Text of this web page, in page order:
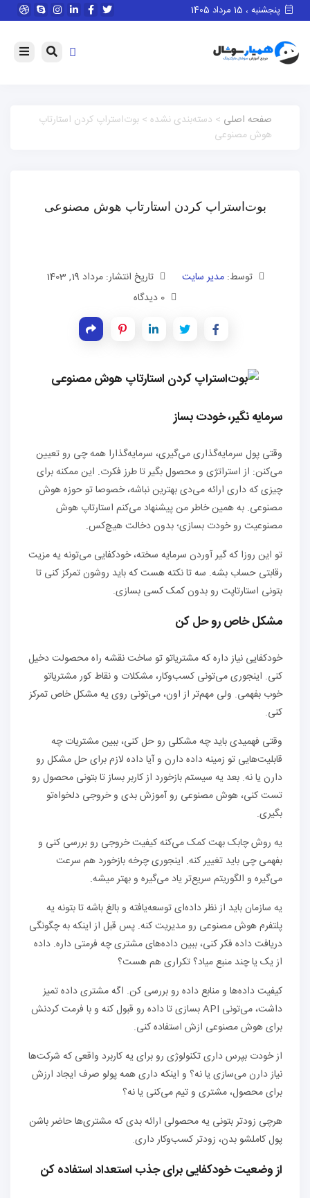
پنجشنبه ، 15 مرداد 1405
صفحه اصلی > دسته‌بندی نشده > بوت‌استراپ کردن استارتاپ
هوش مصنوعی
بوت‌استراپ کردن استارتاپ هوش مصنوعی
توسط:مدیر سایت
تاریخ انتشار: مرداد 19, 1403
سرمایه نگیر، خودت بساز
وقتی پول سرمایه‌گذاری می‌گیری، سرمایه‌گذارا همه چی رو تعیین
می‌کنن: از استراتژی و محصول بگیر تا طرز فکرت. این ممکنه برای
چیزی که داری ارائه می‌دی بهترین نباشه، خصوصا تو حوزه هوش
مصنوعی. به همین خاطر من پیشنهاد می‌کنم استارتاپ هوش
مصنوعیت رو خودت بسازی؛ بدون دخالت هیچ‌کس.
تو این روزا که گیر آوردن سرمایه سخته، خودکفایی می‌تونه یه مزیت
رقابتی حساب بشه. سه تا نکته هست که باید روشون تمرکز کنی تا
بتونی استارتاپت رو بدون کمک کسی بسازی.
مشکل خاص رو حل کن
خودکفایی نیاز داره که مشتریاتو تو ساخت نقشه راه محصولت دخیل
کنی. اینجوری می‌تونی کسب‌وکار، مشکلات و نقاط کور مشتریاتو
خوب بفهمی. ولی مهم‌تر از اون، می‌تونی روی یه مشکل خاص تمرکز
کنی.
وقتی فهمیدی باید چه مشکلی رو حل کنی، ببین مشتریات چه
قابلیت‌هایی تو زمینه داده دارن و آیا داده لازم برای حل مشکل رو
دارن یا نه. بعد یه سیستم بازخورد از کاربر بساز تا بتونی محصول رو
تست کنی، هوش مصنوعی رو آموزش بدی و خروجی دلخواه‌تو
بگیری.
یه روش چابک بهت کمک می‌کنه کیفیت خروجی رو بررسی کنی و
بفهمی چی باید تغییر کنه. اینجوری چرخه بازخورد هم سرعت
می‌گیره و الگوریتم سریع‌تر یاد می‌گیره و بهتر میشه.
یه سازمان باید از نظر داده‌ای توسعه‌یافته و بالغ باشه تا بتونه یه
پلتفرم هوش مصنوعی رو مدیریت کنه. پس قبل از اینکه به چگونگی
دریافت داده فکر کنی، ببین داده‌های مشتری چه فرمتی داره. داده
از یک یا چند منبع میاد؟ تکراری هم هست؟
کیفیت داده‌ها و منابع داده رو بررسی کن. اگه مشتری داده تمیز
داشت، می‌تونی API بسازی تا داده رو قبول کنه و با فرمت کردنش
برای هوش مصنوعی ازش استفاده کنی.
از خودت بپرس داری تکنولوژی رو برای یه کاربرد واقعی که شرکت‌ها
نیاز دارن می‌سازی یا نه؟ و اینکه داری همه پولو صرف ایجاد ارزش
برای محصول، مشتری و تیم می‌کنی یا نه؟
هرچی زودتر بتونی یه محصولی ارائه بدی که مشتری‌ها حاضر باشن
پول کاملشو بدن، زودتر کسب‌وکار داری.
از وضعیت خودکفایی برای جذب استعداد استفاده کن